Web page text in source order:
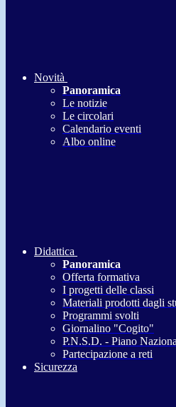
Novità
Panoramica
Le notizie
Le circolari
Calendario eventi
Albo online
Didattica
Panoramica
Offerta formativa
I progetti delle classi
Materiali prodotti dagli
Programmi svolti
Giornalino "Cogito"
P.N.S.D. - Piano
Partecipazione a reti
Sicurezza